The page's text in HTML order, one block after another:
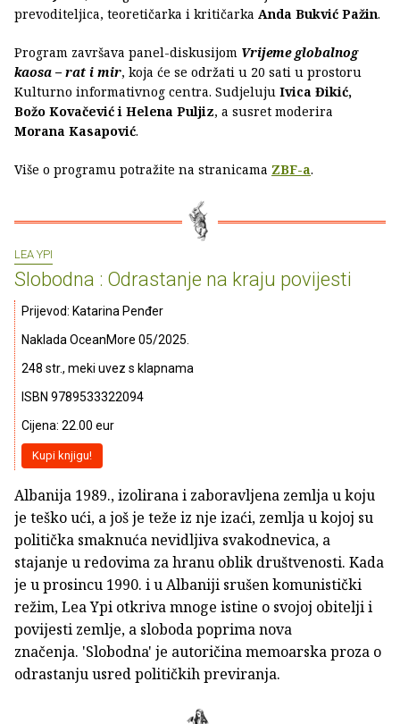
prevoditeljica, teoretičarka i kritičarka Anda Bukvić Pažin.
Program završava panel-diskusijom Vrijeme globalnog
kaosa – rat i mir, koja će se održati u 20 sati u prostoru
Kulturno informativnog centra. Sudjeluju Ivica Đikić,
Božo Kovačević i Helena Puljiz, a susret moderira
Morana Kasapović.
Više o programu potražite na stranicama ZBF-a.
LEA YPI
Slobodna : Odrastanje na kraju povijesti
Prijevod: Katarina Penđer
Naklada OceanMore 05/2025.
248 str., meki uvez s klapnama
ISBN 9789533322094
Cijena: 22.00 eur
Kupi knjigu!
Albanija 1989., izolirana i zaboravljena zemlja u koju
je teško ući, a još je teže iz nje izaći, zemlja u kojoj su
politička smaknuća nevidljiva svakodnevica, a
stajanje u redovima za hranu oblik društvenosti. Kada
je u prosincu 1990. i u Albaniji srušen komunistički
režim, Lea Ypi otkriva mnoge istine o svojoj obitelji i
povijesti zemlje, a sloboda poprima nova
značenja. 'Slobodna' je autoričina memoarska proza o
odrastanju usred političkih previranja.